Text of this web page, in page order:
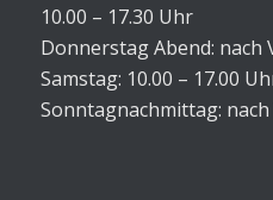
10.00 – 17.30 Uhr
Donnerstag Abend: nach
Samstag: 10.00 – 17.00
Sonntagnachmittag: